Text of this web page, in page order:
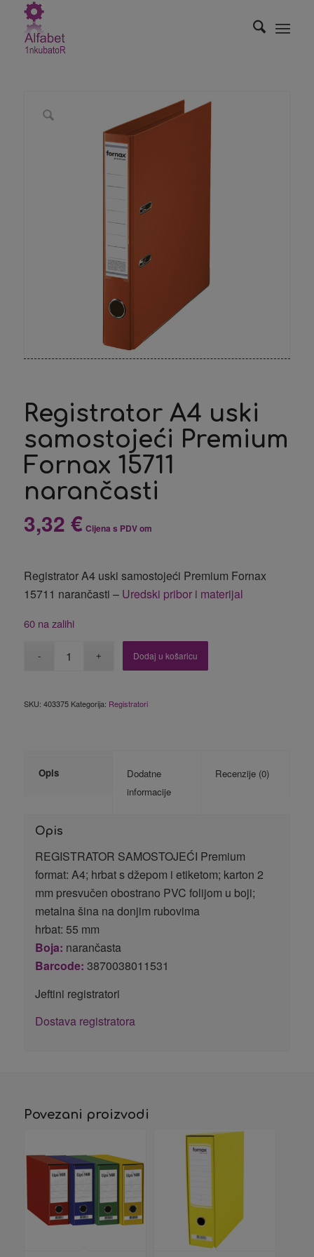
Registrator A4 uski
samostojeći Premium
Fornax 15711
narančasti
3,32 € Cijena s PDV om
Registrator A4 uski samostojeći Premium Fornax
15711 narančasti – Uredski pribor i materijal
60 na zalihi
Dodaj u košaricu
SKU: 403375 Kategorija: Registratori
Opis
Dodatne
informacije
Recenzije (0)
Opis
REGISTRATOR SAMOSTOJEĆI Premium
format: A4; hrbat s džepom i etiketom; karton 2
mm presvučen obostrano PVC folijom u boji;
metalna šina na donjim rubovima
hrbat: 55 mm
Boja: narančasta
Barcode: 3870038011531
Jeftini registratori
Dostava registratora
Povezani proizvodi